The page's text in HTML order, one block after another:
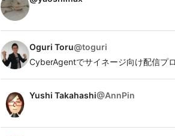
Oguri Toru@toguri
CyberAgentでサイネージ向け配信プ
Yushi Takahashi@AnnPin